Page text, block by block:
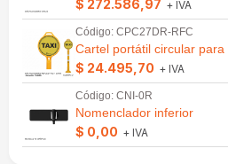
$ 272.586,97 + IVA
Código: CPC27DR-RFC
Cartel portátil circular
$ 24.495,70 + IVA
Código: CNI-0R
Nomenclador inferior
$ 0,00 + IVA